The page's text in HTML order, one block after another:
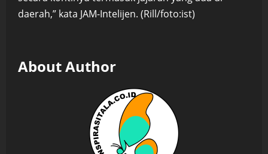
daerah,” kata JAM-Intelijen. (Rill/foto:ist)
About Author